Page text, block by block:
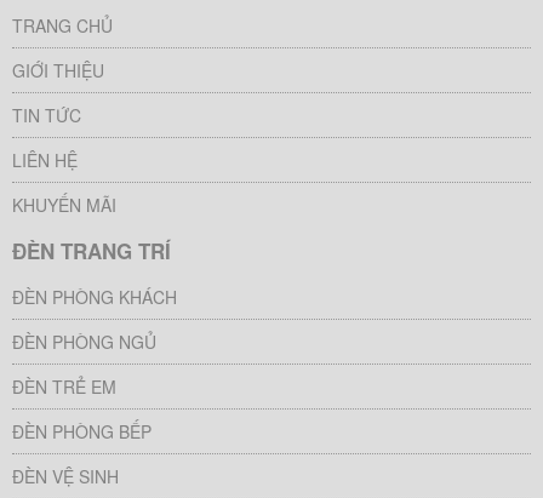
TRANG CHỦ
GIỚI THIỆU
TIN TỨC
LIÊN HỆ
KHUYẾN MÃI
ĐÈN TRANG TRÍ
ĐÈN PHÒNG KHÁCH
ĐÈN PHÒNG NGỦ
ĐÈN TRẺ EM
ĐÈN PHÒNG BẾP
ĐÈN VỆ SINH